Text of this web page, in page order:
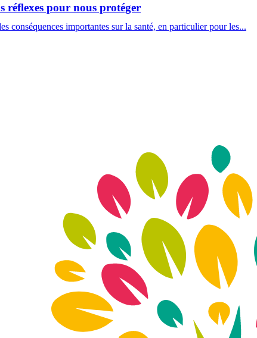
réflexes pour nous protéger
conséquences importantes sur la santé, en particulier pour les...